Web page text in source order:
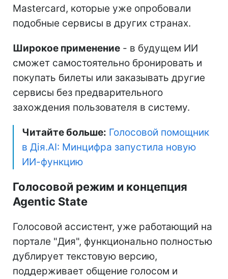
Mastercard, которые уже опробовали
подобные сервисы в других странах.
Широкое применение - в будущем ИИ
сможет самостоятельно бронировать и
покупать билеты или заказывать другие
сервисы без предварительного
захождения пользователя в систему.
Читайте больше: Голосовой помощник
в Дія.AI: Минцифра запустила новую
ИИ-функцию
Голосовой режим и концепция
Agentic State
Голосовой ассистент, уже работающий на
портале "Дия", функционально полностью
дублирует текстовую версию,
поддерживает общение голосом и